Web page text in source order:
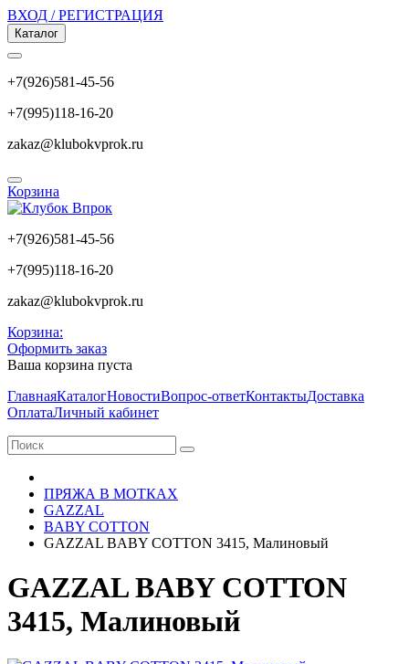
ВХОД / РЕГИСТРАЦИЯ
Каталог
+7(926)581-45-56
+7(995)118-16-20
zakaz@klubokvprok.ru
Корзина
+7(926)581-45-56
+7(995)118-16-20
zakaz@klubokvprok.ru
Корзина:
Оформить заказ
Ваша корзина пуста
ГлавнаяКаталогНовостиВопрос-ответКонтактыДоставка
ОплатаЛичный кабинет
ПРЯЖА В МОТКАХ
GAZZAL
BABY COTTON
GAZZAL BABY COTTON 3415, Малиновый
GAZZAL BABY COTTON
3415, Малиновый